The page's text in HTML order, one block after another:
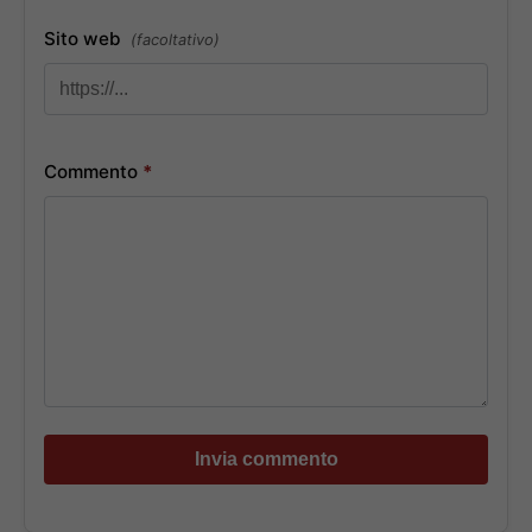
Sito web (facoltativo)
Commento *